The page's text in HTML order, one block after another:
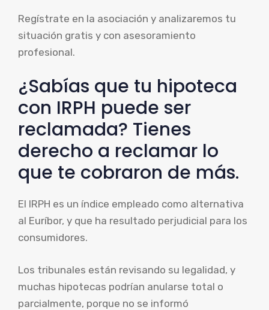
Regístrate en la asociación y analizaremos tu
situación gratis y con asesoramiento
profesional.
¿Sabías que tu hipoteca
con IRPH puede ser
reclamada? Tienes
derecho a reclamar lo
que te cobraron de más.
El IRPH es un índice empleado como alternativa
al Euríbor, y que ha resultado perjudicial para los
consumidores.
Los tribunales están revisando su legalidad, y
muchas hipotecas podrían anularse total o
parcialmente, porque no se informó